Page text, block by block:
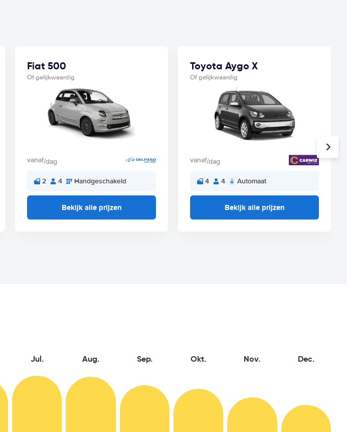
Fiat 500
Of gelijkwaardig
vanaf/dag
2 4 Handgeschakeld
Bekijk alle prijzen
Toyota Aygo X
Of gelijkwaardig
vanaf/dag
4 4 Automaat
Bekijk alle prijzen
Jul. Aug. Sep. Okt. Nov. Dec.